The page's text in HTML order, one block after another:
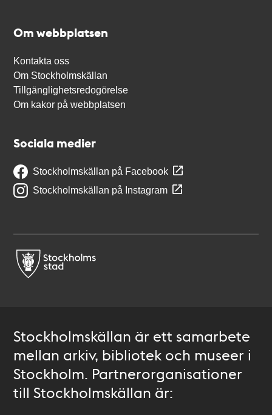
Om webbplatsen
Kontakta oss
Om Stockholmskällan
Tillgänglighetsredogörelse
Om kakor på webbplatsen
Sociala medier
Stockholmskällan på Facebook
Stockholmskällan på Instagram
Stockholmskällan är ett samarbete
mellan arkiv, bibliotek och museer i
Stockholm. Partnerorganisationer
till Stockholmskällan är: